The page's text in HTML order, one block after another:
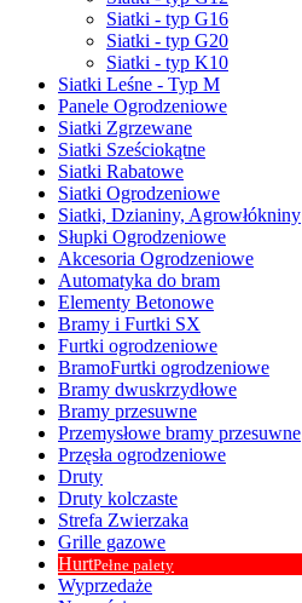
Siatki - typ G16
Siatki - typ G20
Siatki - typ K10
Siatki Leśne - Typ M
Panele Ogrodzeniowe
Siatki Zgrzewane
Siatki Sześciokątne
Siatki Rabatowe
Siatki Ogrodzeniowe
Siatki, Dzianiny, Agrowłókniny
Słupki Ogrodzeniowe
Akcesoria Ogrodzeniowe
Automatyka do bram
Elementy Betonowe
Bramy i Furtki SX
Furtki ogrodzeniowe
BramoFurtki ogrodzeniowe
Bramy dwuskrzydłowe
Bramy przesuwne
Przemysłowe bramy przesuwne
Przęsła ogrodzeniowe
Druty
Druty kolczaste
Strefa Zwierzaka
Grille gazowe
HurtPełne palety
Wyprzedaże